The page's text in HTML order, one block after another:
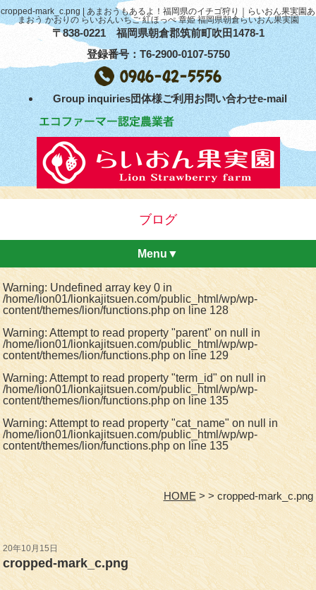
cropped-mark_c.png | あまおうもあるよ！福岡県のイチゴ狩り｜らいおん果実園あ
まおう かおりの らいおんいちご 紅ほっぺ 章姫 福岡県朝倉らいおん果実園
〒838-0221 福岡県朝倉郡筑前町吹田1478-1
登録番号：T6-2900-0107-5750
Group inquiries団体様ご利用お問い合わせe-mail
ブログ
Menu▼
Warning: Undefined array key 0 in
/home/lion01/lionkajitsuen.com/public_html/wp/wp-
content/themes/lion/functions.phpon line128
Warning: Attempt to read property "parent" on null in
/home/lion01/lionkajitsuen.com/public_html/wp/wp-
content/themes/lion/functions.php on line129
Warning: Attempt to read property "term_id" on null in
/home/lion01/lionkajitsuen.com/public_html/wp/wp-
content/themes/lion/functions.phpon line135
Warning: Attempt to read property "cat_name" on null in
/home/lion01/lionkajitsuen.com/public_html/wp/wp-
content/themes/lion/functions.phpon line 135
HOME cropped-mark_c.png
20年10月15日
cropped-mark_c.png